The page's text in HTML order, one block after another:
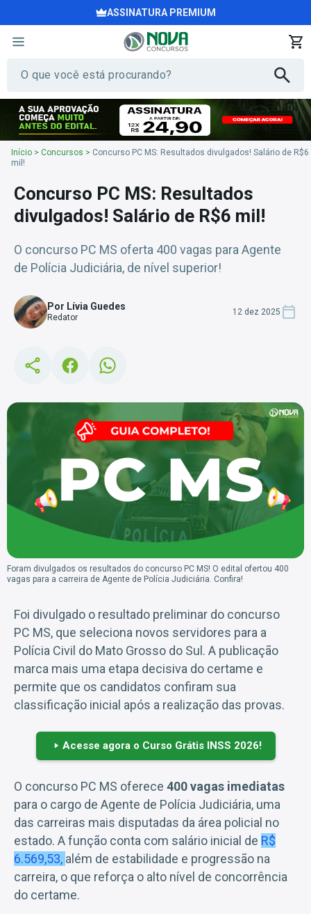
ASSINATURA PREMIUM
Início > Concursos > Concurso PC MS: Resultados divulgados! Salário de R$6
mil!
Concurso PC MS: Resultados
divulgados! Salário de R$6 mil!
O concurso PC MS oferta 400 vagas para Agente
de Polícia Judiciária, de nível superior!
Por Lívia Guedes
Redator
12 dez 2025
Foram divulgados os resultados do concurso PC MS! O edital ofertou 400
vagas para a carreira de Agente de Polícia Judiciária. Confira!
Foi divulgado o resultado preliminar do concurso
PC MS, que seleciona novos servidores para a
Polícia Civil do Mato Grosso do Sul. A publicação
marca mais uma etapa decisiva do certame e
permite que os candidatos confiram sua
classificação inicial após a realização das provas.
Acesse agora o Curso Grátis INSS 2026!
O concurso PC MS oferece 400 vagas imediatas
para o cargo de Agente de Polícia Judiciária, uma
das carreiras mais disputadas da área policial no
estado. A função conta com salário inicial de R$
6.569,53, além de estabilidade e progressão na
carreira, o que reforça o alto nível de concorrência
do certame.